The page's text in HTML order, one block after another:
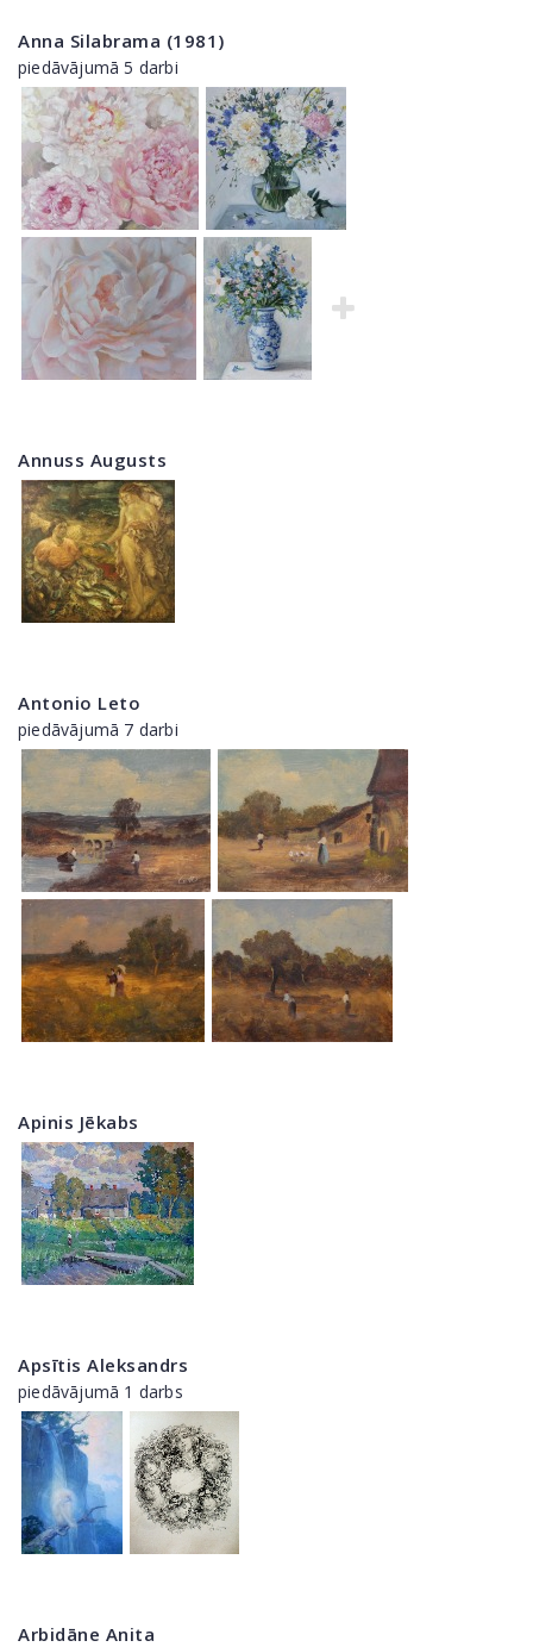
Anna Silabrama (1981)
piedāvājumā 5 darbi
Annuss Augusts
Antonio Leto
piedāvājumā 7 darbi
Apinis Jēkabs
Apsītis Aleksandrs
piedāvājumā 1 darbs
Arbidāne Anita